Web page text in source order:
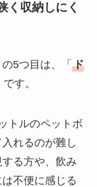
く収納しにく
5つ目は、「 ド
です。
トルのペットボ
れるのが難し
る方や、飲み
不便に感じる